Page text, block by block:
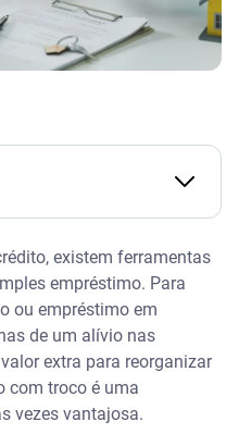
conheça as
troco?
prática?
com troco
existem ferramentas
empréstimo. Para
ou empréstimo em
de um alívio nas
extra para reorganizar
com troco é uma
vezes vantajosa.